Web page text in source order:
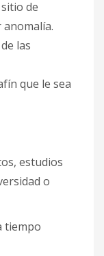
de
las
que le sea
estudios
o
tiempo